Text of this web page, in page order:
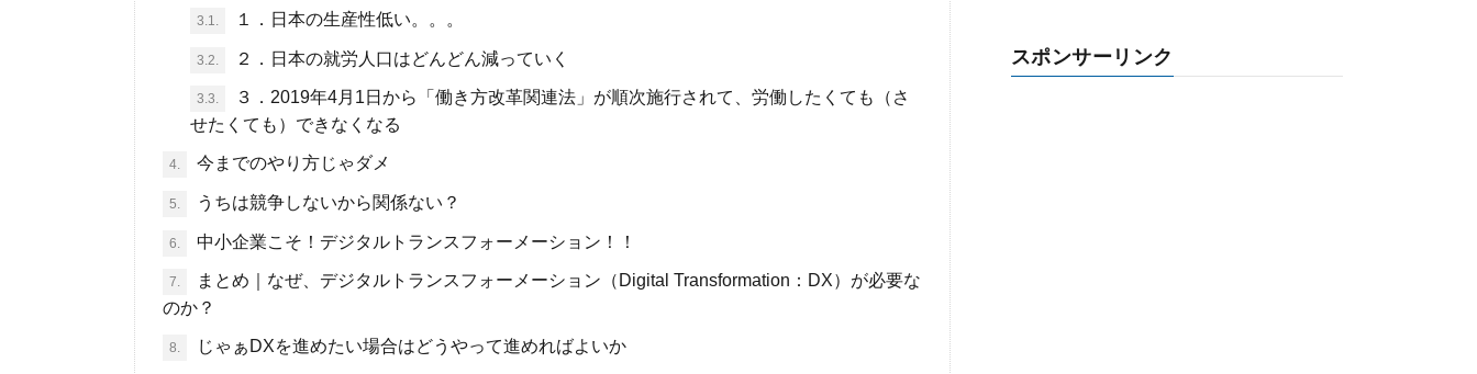
3.1. １．日本の生産性低い。。。
3.2. ２．日本の就労人口はどんどん減っていく
3.3.
３．2019年4月1日から「働き方改革関連法」が順次施行されて、労働したくても（さ
せたくても）できなくなる
4. 今までのやり方じゃダメ
5. うちは競争しないから関係ない？
6. 中小企業こそ！デジタルトランスフォーメーション！！
7.
まとめ｜なぜ、デジタルトランスフォーメーション（Digital Transformation：DX）が必要な
のか？
8. じゃぁDXを進めたい場合はどうやって進めればよいか
スポンサーリンク